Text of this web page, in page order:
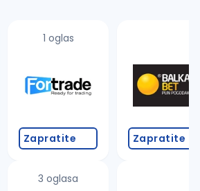
greške (koristite č, ć, š, đ,
za odabrani grad
filtere pretrage
1 oglas
Zapratite
3 oglasa
Zapratite